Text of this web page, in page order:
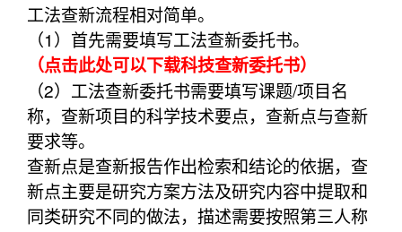
工法查新流程相对简单。
（1）首先需要填写工法查新委托书。
（点击此处可以下载科技查新委托书）
（2）工法查新委托书需要填写课题/项目名
称，查新项目的科学技术要点，查新点与查新
要求等。
查新点是查新报告作出检索和结论的依据，查
新点主要是研究方案方法及研究内容中提取和
同类研究不同的做法，描述需要按照第三人称